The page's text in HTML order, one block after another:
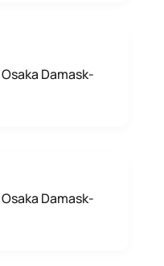
Damask-
Damask-